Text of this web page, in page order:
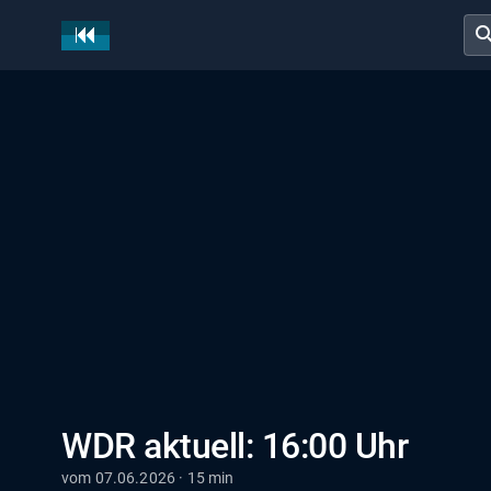
WDR aktuell: 16:00 Uhr
vom 07.06.2026 · 15 min